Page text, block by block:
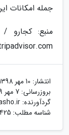
جمله امکانات
انتشار: 10 مهر 1398
بروزرسانی: 7 مهر 1399
گردآورنده:
شناسه مطلب: 425